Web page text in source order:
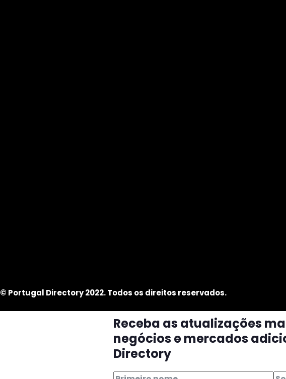
© Portugal Directory 2022. Todos os direitos reservados.
Receba as atualizações
negócios e mercados
Directory